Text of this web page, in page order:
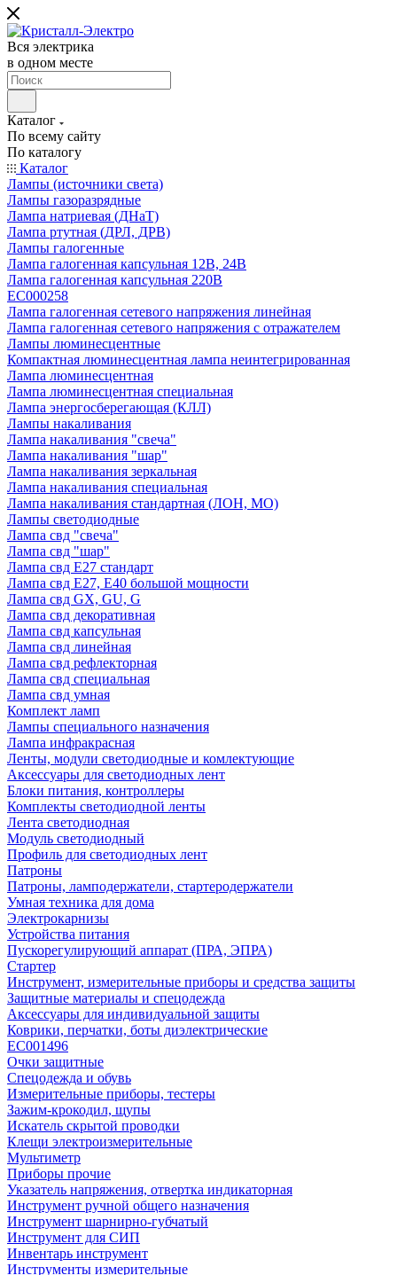
Вся электрика
в одном месте
Каталог
По всему сайту
По каталогу
Каталог
Лампы (источники света)
Лампы газоразрядные
Лампа натриевая (ДНаТ)
Лампа ртутная (ДРЛ, ДРВ)
Лампы галогенные
Лампа галогенная капсульная 12В, 24В
Лампа галогенная капсульная 220В
EC000258
Лампа галогенная сетевого напряжения линейная
Лампа галогенная сетевого напряжения с отражателем
Лампы люминесцентные
Компактная люминесцентная лампа неинтегрированная
Лампа люминесцентная
Лампа люминесцентная специальная
Лампа энергосберегающая (КЛЛ)
Лампы накаливания
Лампа накаливания "свеча"
Лампа накаливания "шар"
Лампа накаливания зеркальная
Лампа накаливания специальная
Лампа накаливания стандартная (ЛОН, МО)
Лампы светодиодные
Лампа свд "свеча"
Лампа свд "шар"
Лампа свд E27 стандарт
Лампа свд E27, Е40 большой мощности
Лампа свд GX, GU, G
Лампа свд декоративная
Лампа свд капсульная
Лампа свд линейная
Лампа свд рефлекторная
Лампа свд специальная
Лампа свд умная
Комплект ламп
Лампы специального назначения
Лампа инфракрасная
Ленты, модули светодиодные и комлектующие
Аксессуары для светодиодных лент
Блоки питания, контроллеры
Комплекты светодиодной ленты
Лента светодиодная
Модуль светодиодный
Профиль для светодиодных лент
Патроны
Патроны, ламподержатели, стартеродержатели
Умная техника для дома
Электрокарнизы
Устройства питания
Пускорегулирующий аппарат (ПРА, ЭПРА)
Стартер
Инструмент, измерительные приборы и средства защиты
Защитные материалы и спецодежда
Аксессуары для индивидуальной защиты
Коврики, перчатки, боты диэлектрические
EC001496
Очки защитные
Спецодежда и обувь
Измерительные приборы, тестеры
Зажим-крокодил, щупы
Искатель скрытой проводки
Клещи электроизмерительные
Мультиметр
Приборы прочие
Указатель напряжения, отвертка индикаторная
Инструмент ручной общего назначения
Инструмент шарнирно-губчатый
Инструмент для СИП
Инвентарь инструмент
Инструменты измерительные